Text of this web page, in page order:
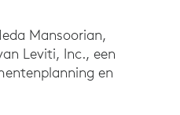
Mansoorian,
Leviti, Inc., een
en